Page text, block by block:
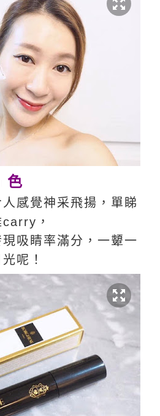
色
感覺神采飛揚，單睇
，
吸睛率滿分，一顰一
呢！